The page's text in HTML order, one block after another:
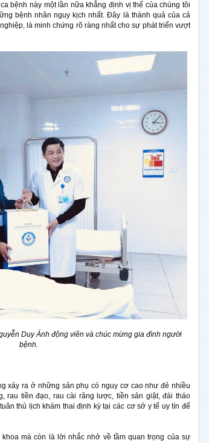
bệnh này một lần nữa khẳng định vị thế của chúng tôi
bệnh nhân nguy kịch nhất. Đây là thành quả của cả
là minh chứng rõ ràng nhất cho sự phát triển vượt
Duy Ánh động viên và chúc mừng gia đình người
bệnh.
xảy ra ở những sản phụ có nguy cơ cao như đẻ nhiều
rau tiền đạo, rau cài răng lược, tiền sản giật, đái tháo
thủ lịch khám thai định kỳ tại các cơ sở y tế uy tín để
mà còn là lời nhắc nhở về tầm quan trọng của sự